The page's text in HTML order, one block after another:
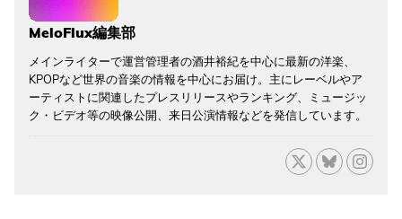
MeloFlux編集部
メインライターで運営管理者の酒井裕紀を中心に最新の洋楽、
KPOPなど世界の音楽の情報を中心にお届け。主にレーベルやア
ーティストに関連したプレスリリースやランキング、ミュージッ
ク・ビデオ等の映像公開、来日公演情報などを発信しています。